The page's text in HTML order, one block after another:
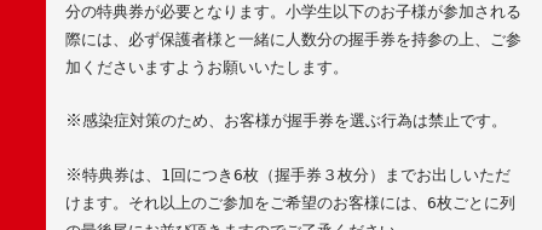
分の特典券が必要となります。小学生以下のお子様が参加される
際には、必ず保護者様と一緒に人数分の握手券を持参の上、ご参
加くださいますようお願いいたします。
※感染症対策のため、お客様が握手券を選ぶ行為は禁止です。
※特典券は、 1 回につき 6枚（握手券３枚分）までお出しいただ
けます。それ以上のご参加をご希望のお客様には、 6枚ごとに列